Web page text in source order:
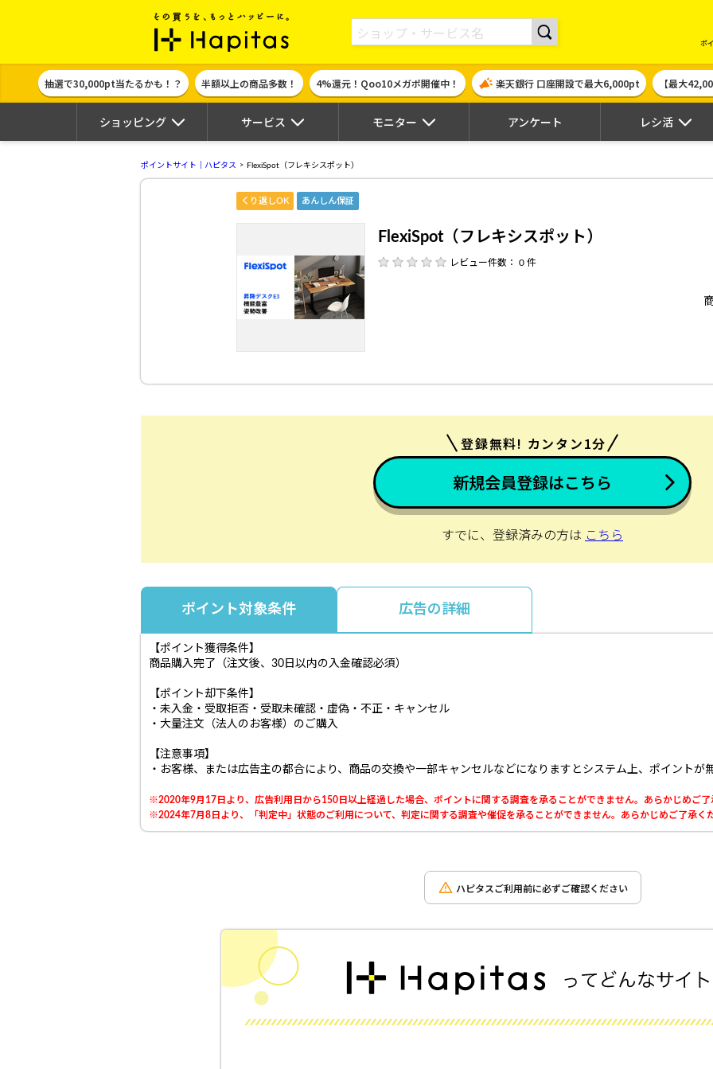
ポイント貯めて現金やギフト券に交換できるポイントサイト | ハピタス
ポ
抽選で30,000pt当たるかも！？ 半額以上の商品多数！ 4%還元！Qoo10メガポ開催中！ 楽天銀行 口座開設で最大6,000pt 【最大
ショッピング サービス モニター アンケート レシ活
ポイントサイト｜ハピタス FlexiSpot（フレキシスポット）
くり返しOK あんしん保証
FlexiSpot（フレキシスポット）
レビュー件数： 0 件
登録無料! カンタン1分
新規会員登録はこちら
すでに、登録済みの方は こちら
ポイント対象条件 広告の詳細
【ポイント獲得条件】
商品購入完了（注文後、30日以内の入金確認必須）
【ポイント却下条件】
・未入金・受取拒否・受取未確認・虚偽・不正・キャンセル
・大量注文（法人のお客様）のご購入
【注意事項】
・お客様、または広告主の都合により、商品の交換や一部キャンセルなどになりますとシステム上、ポイントが
※2020年9月17日より、広告利用日から150日以上経過した場合、ポイントに関する調査を承ることができません。あらかじめご了
※2024年7月8日より、「判定中」状態のご利用について、判定に関する調査や催促を承ることができません。あらかじめご了承く
ハピタスご利用前に必ずご確認ください